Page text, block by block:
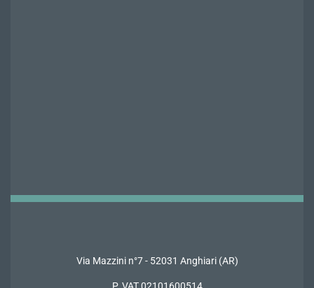
Via Mazzini n°7 - 52031 Anghiari (AR)
P. VAT 02101600514